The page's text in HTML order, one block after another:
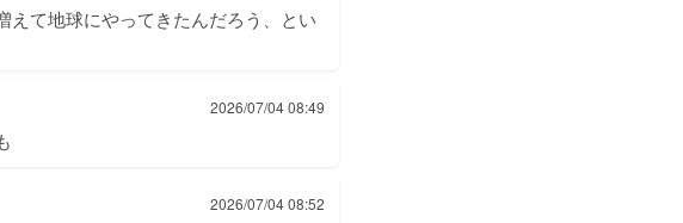
て地球にやってきたんだろう、とい
2026/07/04 08:49
2026/07/04 08:52